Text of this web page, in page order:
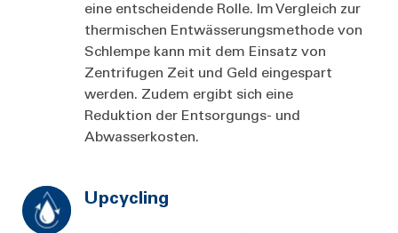
eine entscheidende Rolle. Im Vergleich zur
thermischen Entwässerungsmethode von
Schlempe kann mit dem Einsatz von
Zentrifugen Zeit und Geld eingespart
werden. Zudem ergibt sich eine
Reduktion der Entsorgungs- und
Abwasserkosten.
Upcycling